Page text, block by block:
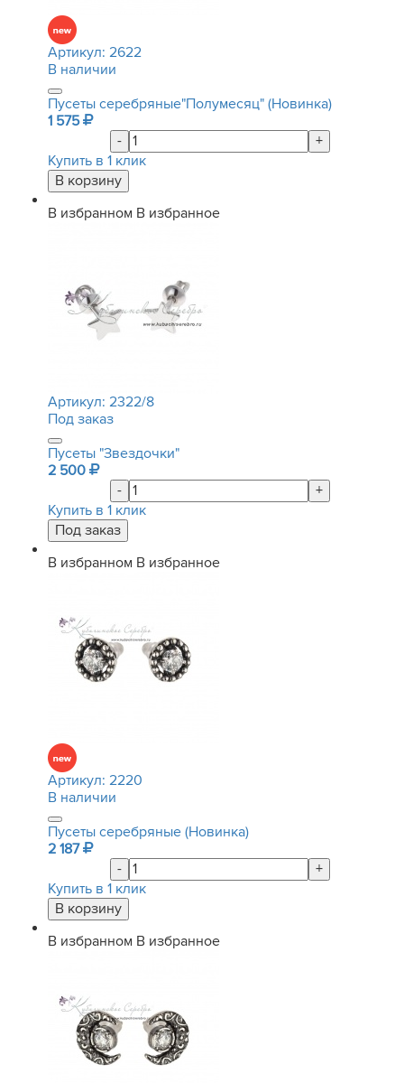
Артикул: 2622
В наличии
Пусеты серебряные"Полумесяц" (Новинка)
1 575
-
+
Купить в 1 клик
В избранном В избранное
Артикул: 2322/8
Под заказ
Пусеты "Звездочки"
2 500
-
+
Купить в 1 клик
В избранном В избранное
Артикул: 2220
В наличии
Пусеты серебряные (Новинка)
2 187
-
+
Купить в 1 клик
В избранном В избранное